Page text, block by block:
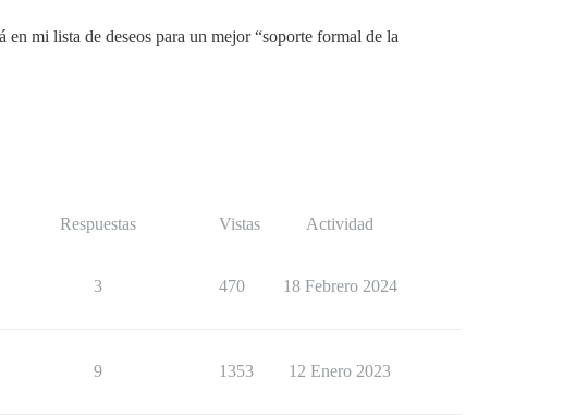
en mi lista de deseos para un mejor “soporte formal de la
Respuestas Vistas Actividad
3 470 18 Febrero 2024
9 1353 12 Enero 2023